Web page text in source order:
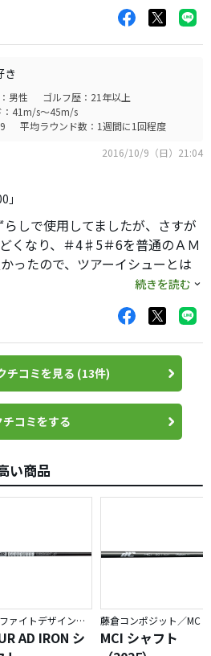
せてます。
にDGS200より先端部に硬さを感
おかげでショートアイアンはコン
そのかわり長い番手ではミスも
トが掴まえてくれない）
ほどかわりません。単純に軽くな
じ。
はわかりませんが、少なくとも
）は非常にコントロールしやす
。
は気になってます（笑）
）
AMTS200かモーダス120Sかモー
いという方はAMTX100かモーダ
AMTかモーダス105
モーダス120
イアンセット用在庫を見つけ、
ました。
っている、ゾディアのヘッド
ス105Sでゲット）に装着しても
打ちっ放し3回での感想です。
通りのシャフトと感じます。
イアンが振りきれない方には最
イアンが、「フレックスがもう
ングが“まったり”気味になって
ス許容度がもう少し寛容」とい
球がとても上がるので、風の強い
いう思いが強かったです。
たときや、一生懸命振った時に
イン出しやハーフショットで結
来れば武器になるのかもしれま
き
男性
ゴルフ歴：21年以上
：41m/s～45m/s
平均ラウンド数：1週間に1回程度
2016/10/9（日）21:04
しで使用してましたが、さすが
くなり、＃4♯5＃6を普通のＡＭ
ったので、ツアーイシューとは
７１６ＣＢをメーカーカスタム
ったような気もしますが、同ヘ
て渡されたら、自分レベルでは
せんでした。
ぱりカッコイイですね！
続きを読む
チコミを見る (13件)
チコミをする
い商品
グラファイトデザイン／TOUR AD
AD IRON シ
藤倉コンポジット／MC
MCI シャフト